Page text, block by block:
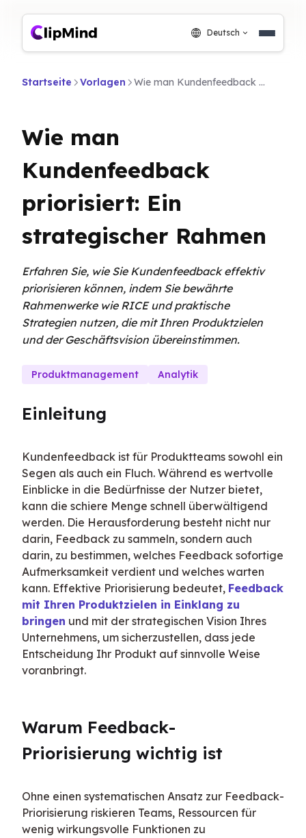
Deutsch
Startseite Vorlagen Wie man Kundenfeedback priorisiert: Ein strategischer Rahmen
Wie man
Kundenfeedback
priorisiert: Ein
strategischer Rahmen
Erfahren Sie, wie Sie Kundenfeedback effektiv
priorisieren können, indem Sie bewährte
Rahmenwerke wie RICE und praktische
Strategien nutzen, die mit Ihren Produktzielen
und der Geschäftsvision übereinstimmen.
Produktmanagement Analytik
Einleitung
Kundenfeedback ist für Produktteams sowohl ein
Segen als auch ein Fluch. Während es wertvolle
Einblicke in die Bedürfnisse der Nutzer bietet,
kann die schiere Menge schnell überwältigend
werden. Die Herausforderung besteht nicht nur
darin, Feedback zu sammeln, sondern auch
darin, zu bestimmen, welches Feedback sofortige
Aufmerksamkeit verdient und welches warten
kann. Effektive Priorisierung bedeutet, Feedback
mit Ihren Produktzielen in Einklang zu
bringen und mit der strategischen Vision Ihres
Unternehmens, um sicherzustellen, dass jede
Entscheidung Ihr Produkt auf sinnvolle Weise
voranbringt.
Warum Feedback-
Priorisierung wichtig ist
Ohne einen systematischen Ansatz zur Feedback-
Priorisierung riskieren Teams, Ressourcen für
wenig wirkungsvolle Funktionen zu